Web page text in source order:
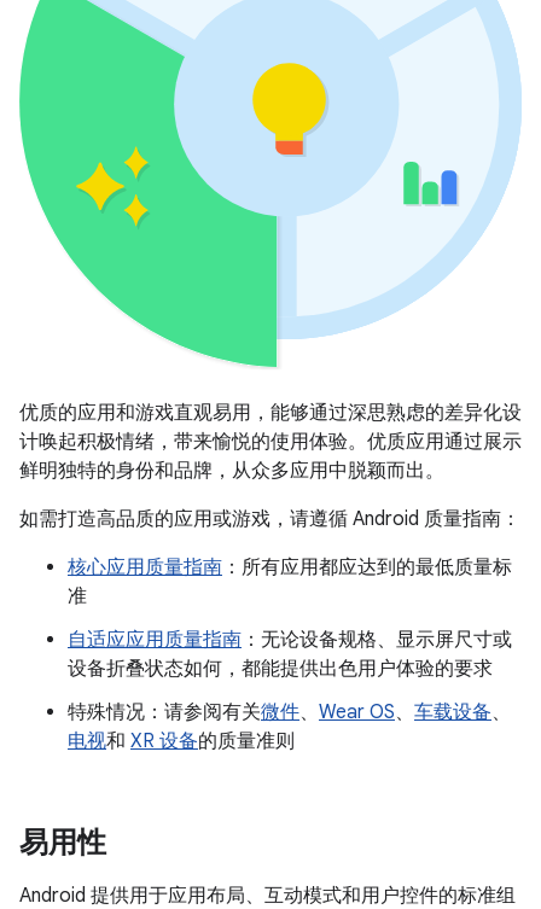
优质的应用和游戏直观易用，能够通过深思熟虑的差异化设
计唤起积极情绪，带来愉悦的使用体验。优质应用通过展示
鲜明独特的身份和品牌，从众多应用中脱颖而出。
如需打造高品质的应用或游戏，请遵循 Android 质量指南：
核心应用质量指南 ：所有应用都应达到的最低质量标
准
自适应应用质量指南 ：无论设备规格、显示屏尺寸或
设备折叠状态如何，都能提供出色用户体验的要求
特殊情况：请参阅有关微件、 Wear OS、 车载设备、
电视和 XR 设备的质量准则
易用性
Android 提供用于应用布局、互动模式和用户控件的标准组